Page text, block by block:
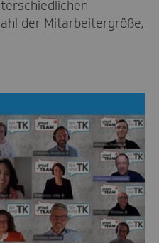
der Mitarbeitergröße,